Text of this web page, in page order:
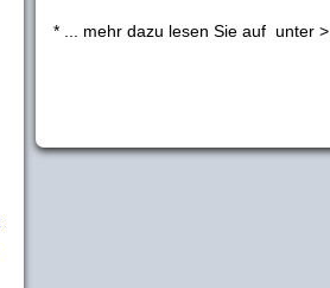
* ... mehr dazu lesen Sie auf unter >